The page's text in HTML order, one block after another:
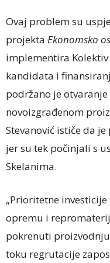
Ovaj problem su
projekta Ekonomsko
implementira
kandidata i
podržano je
novoizgrađenom
Stevanović ističe da
jer su tek počinjali s
Skelanima.
„Prioritetne
opremu i
pokrenuti
toku regrutacije